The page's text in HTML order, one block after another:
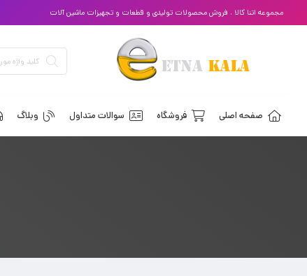
مجموعه اتنا کالا ، فروش محصولات تولیدی و قطعات و تجهیزات ماشین آلات
صفحه اصلی فروشگاه سوالات متداول وبلاگ